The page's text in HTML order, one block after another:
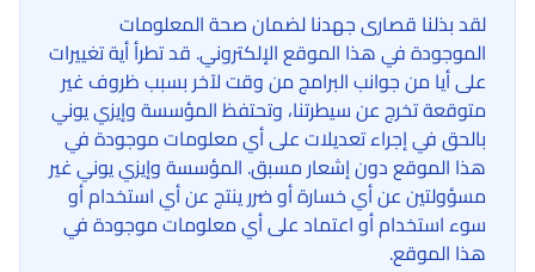
لقد بذلنا قصارى جهدنا لضمان صحة المعلومات
الموجودة في هذا الموقع الإلكتروني. قد تطرأ أية تغييرات
على أيا من جوانب البرامج من وقت لآخر بسبب ظروف غير
متوقعة تخرج عن سيطرتنا، وتحتفظ المؤسسة وإيزي يوني
بالحق في إجراء تعديلات على أي معلومات موجودة في
هذا الموقع دون إشعار مسبق. المؤسسة وإيزي يوني غير
مسؤولتين عن أي خسارة أو ضرر ينتج عن أي استخدام أو
سوء استخدام أو اعتماد على أي معلومات موجودة في
هذا الموقع.